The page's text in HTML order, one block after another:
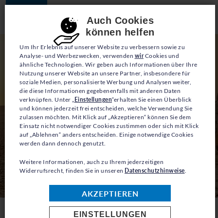
Consent-Einstellungen
Auch Cookies
können helfen
Um Ihr Erlebnis auf unserer Website zu verbessern sowie zu
Analyse- und Werbezwecken, verwenden wirCookies und
ähnliche Technologien. Wir geben auch Informationen über Ihre
Nutzung unserer Website an unsere Partner, insbesondere für
soziale Medien, personalisierte Werbung und Analysen weiter,
die diese Informationen gegebenenfalls mit anderen Daten
verknüpfen. Unter „ Einstellungen“erhalten Sie einen Überblick
und können jederzeit frei entscheiden, welche Verwendung Sie
zulassen möchten. Mit Klick auf „Akzeptieren“ können Sie dem
Einsatz nicht notwendiger Cookies zustimmen oder sich mit Klick
auf „Ablehnen“ anders entscheiden. Einige notwendige Cookies
werden dann dennoch genutzt.
Weitere Informationen, auch zu Ihrem jederzeitigen
Widerrufsrecht, finden Sie in unseren Datenschutzhinweise.
AKZEPTIEREN
EINSTELLUNGEN
JETZT SPENDEN